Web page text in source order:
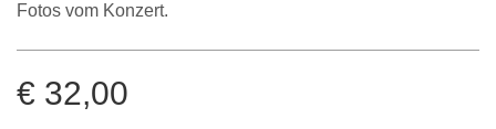
Fotos vom Konzert.
€ 32,00